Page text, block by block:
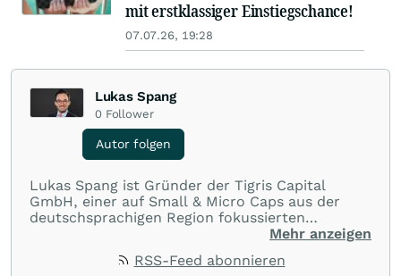
mit erstklassiger Einstiegschance!
07.07.26, 19:28
Lukas Spang
0 Follower
Autor folgen
Lukas Spang ist Gründer der Tigris Capital
GmbH, einer auf Small & Micro Caps aus der
deutschsprachigen Region fokussierten
Fondsboutique. Er weist eine über 10-jährige
Region aus und gehört daher zu den absoluten
Mehr anzeigen
RSS-Feed abonnieren